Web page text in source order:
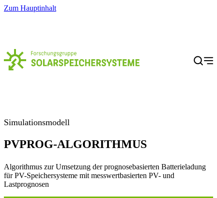
Zum Hauptinhalt
Menü
Simulationsmodell
PVPROG-ALGORITHMUS
Algorithmus zur Umsetzung der prognosebasierten Batterieladung
für PV-Speichersysteme mit messwertbasierten PV- und
Lastprognosen